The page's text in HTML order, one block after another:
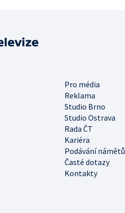
Pro média
Reklama
Studio Brno
Studio Ostrava
Rada ČT
Kariéra
Podávání námětů
Časté dotazy
Kontakty